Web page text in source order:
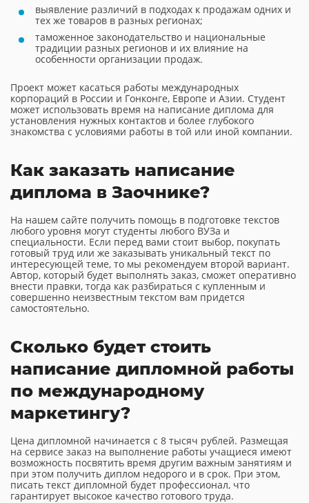
выявление различий в подходах к продажам одних и
тех же товаров в разных регионах;
таможенное законодательство и национальные
традиции разных регионов и их влияние на
особенности организации продаж.
Проект может касаться работы международных
корпораций в России и Гонконге, Европе и Азии. Студент
может использовать время на написание диплома для
установления нужных контактов и более глубокого
знакомства с условиями работы в той или иной компании.
Как заказать написание
диплома в Заочнике?
На нашем сайте получить помощь в подготовке текстов
любого уровня могут студенты любого ВУЗа и
специальности. Если перед вами стоит выбор, покупать
готовый труд или же заказывать уникальный текст по
интересующей теме, то мы рекомендуем второй вариант.
Автор, который будет выполнять заказ, сможет оперативно
внести правки, тогда как разбираться с купленным и
совершенно неизвестным текстом вам придется
самостоятельно.
Сколько будет стоить
написание дипломной работы
по международному
маркетингу?
Цена дипломной начинается с 8 тысяч рублей. Размещая
на сервисе заказ на выполнение работы учащиеся имеют
возможность посвятить время другим важным занятиям и
при этом получить диплом недорого и в срок. При этом,
писать текст дипломной будет профессионал, что
гарантирует высокое качество готового труда.